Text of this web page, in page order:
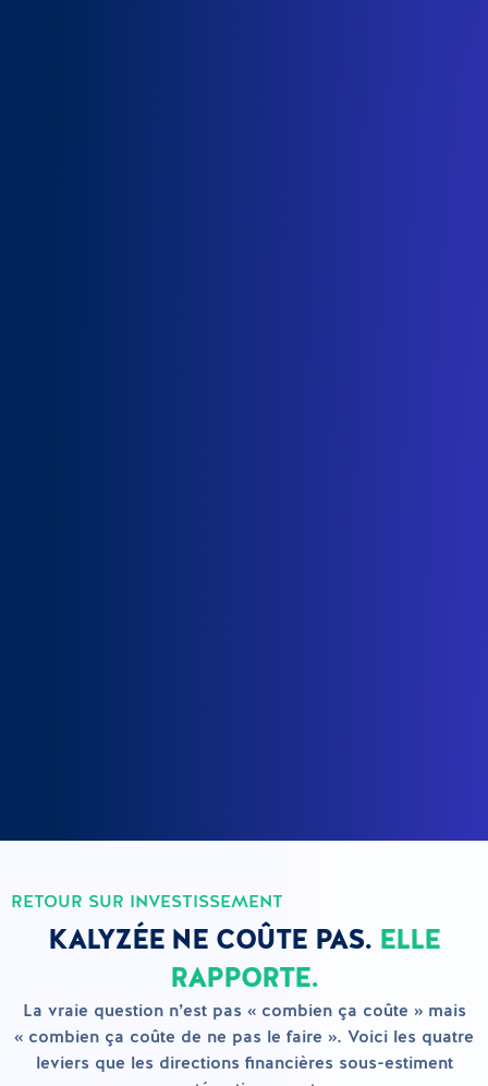
RETOUR SUR INVESTISSEMENT
KALYZÉE NE COÛTE PAS. ELLE
RAPPORTE.
La vraie question n’est pas « combien ça coûte » mais
« combien ça coûte de ne pas le faire ». Voici les quatre
leviers que les directions financières sous-estiment